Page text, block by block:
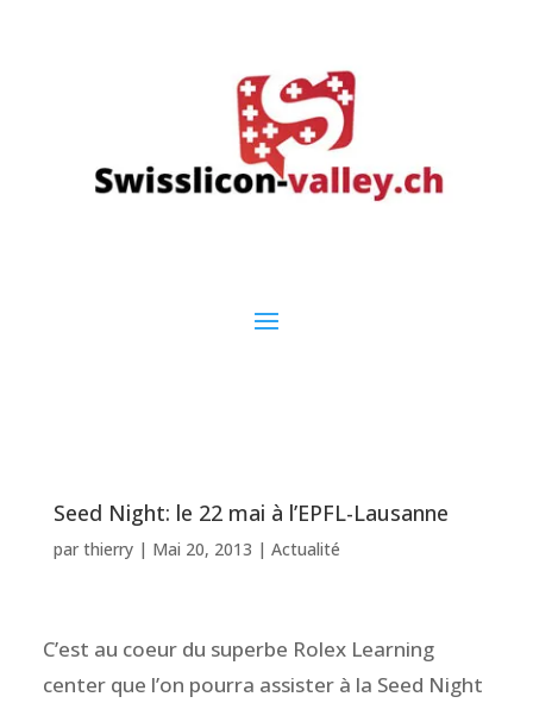
Seed Night: le 22 mai à l’EPFL-Lausanne
par thierry| Mai 20, 2013 | Actualité
C’est au coeur du superbe Rolex Learning
center que l’on pourra assister à la Seed Night